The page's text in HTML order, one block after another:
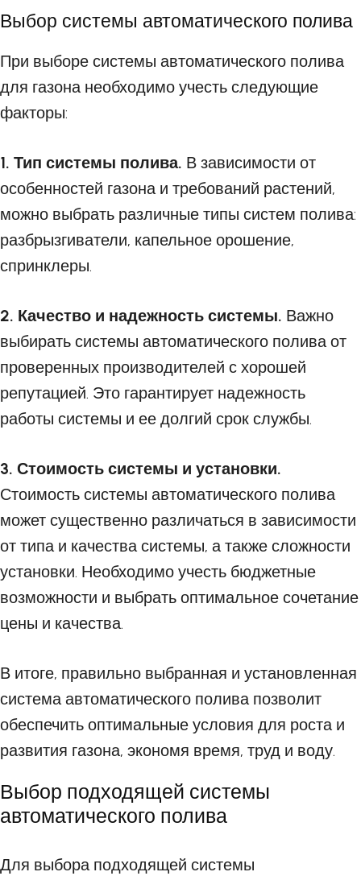
Выбор системы автоматического полива
При выборе системы автоматического полива
для газона необходимо учесть следующие
факторы:
1. Тип системы полива. В зависимости от
особенностей газона и требований растений,
можно выбрать различные типы систем полива:
разбрызгиватели, капельное орошение,
спринклеры.
2. Качество и надежность системы. Важно
выбирать системы автоматического полива от
проверенных производителей с хорошей
репутацией. Это гарантирует надежность
работы системы и ее долгий срок службы.
3. Стоимость системы и установки.
Стоимость системы автоматического полива
может существенно различаться в зависимости
от типа и качества системы, а также сложности
установки. Необходимо учесть бюджетные
возможности и выбрать оптимальное сочетание
цены и качества.
В итоге, правильно выбранная и установленная
система автоматического полива позволит
обеспечить оптимальные условия для роста и
развития газона, экономя время, труд и воду.
Выбор подходящей системы
автоматического полива
Для выбора подходящей системы